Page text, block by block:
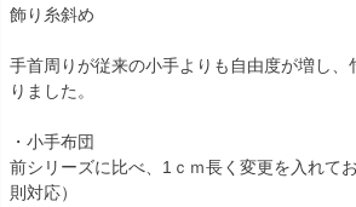
飾り糸斜め
手首周りが従来の小手よりも自由度が増し、
りました。
・小手布団
前シリーズに比べ、1ｃｍ長く変更を入れて
則対応）